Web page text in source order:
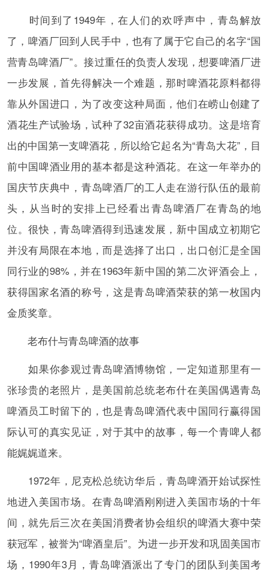
时间到了1949年，在人们的欢呼声中，青岛解放
了，啤酒厂回到人民手中，也有了属于它自己的名字“国
营青岛啤酒厂”。接过重任的负责人发现，想要啤酒厂进
一步发展，首先得解决一个难题，那时啤酒花原料都得
靠从外国进口，为了改变这种局面，他们在崂山创建了
酒花生产试验场，试种了32亩酒花获得成功。这是培育
出的中国第一支啤酒花，所以给它起名为“青岛大花”，目
前中国啤酒业用的基本都是这种酒花。在这一年举办的
国庆节庆典中，青岛啤酒厂的工人走在游行队伍的最前
头，从当时的安排上已经看出青岛啤酒厂在青岛的地
位。很快，青岛啤酒得到迅速发展，新中国成立初期它
并没有局限在本地，而是选择了出口，出口创汇是全国
同行业的98%，并在1963年新中国的第二次评酒会上，
获得国家名酒的称号，这是青岛啤酒荣获的第一枚国内
金质奖章。
老布什与青岛啤酒的故事
如果你参观过青岛啤酒博物馆，一定知道那里有一
张珍贵的老照片，是美国前总统老布什在美国偶遇青岛
啤酒员工时留下的，也是青岛啤酒代表中国同行赢得国
际认可的真实见证，对于其中的故事，每一个青啤人都
能娓娓道来。
1972年，尼克松总统访华后，青岛啤酒开始试探性
地进入美国市场。在青岛啤酒刚刚进入美国市场的十年
间，就先后三次在美国消费者协会组织的啤酒大赛中荣
获冠军，被誉为“啤酒皇后”。为进一步开发和巩固美国市
场，1990年3月，青岛啤酒派出了专门的团队到美国考